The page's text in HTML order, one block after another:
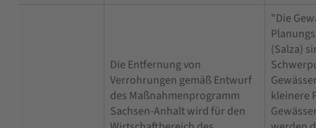
Die Entfernung von
Verrohrungen gemäß Entwurf
des Maßnahmenprogramm
Sachsen-Anhalt wird für den
"Die
(Salza)
kleinere